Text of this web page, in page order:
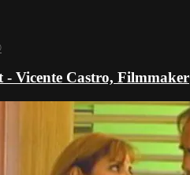
- Vicente Castro, Filmmaker